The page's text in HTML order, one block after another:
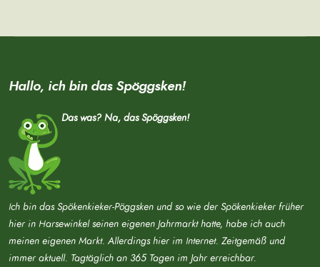
Hallo, ich bin das Spöggsken!
Das was? Na, das Spöggsken!
Ich bin das Spökenkieker-Pöggsken und so wie der Spökenkieker früher
hier in Harsewinkel seinen eigenen Jahrmarkt hatte, habe ich auch
meinen eigenen Markt. Allerdings hier im Internet. Zeitgemäß und
immer aktuell. Tagtäglich an 365 Tagen im Jahr erreichbar.